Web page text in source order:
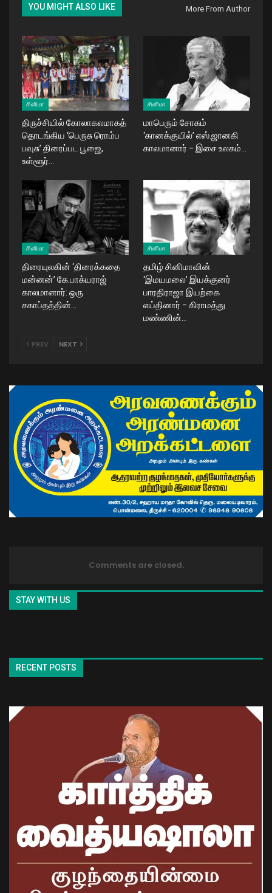
YOU MIGHT ALSO LIKE More From Author
சினிமா
திருச்சியில் கோலாகலமாகத்
தொடங்கிய ‘பெருசு ரொம்ப
பவுசு’ திரைப்பட பூஜை,
உள்ளூர்…
சினிமா
மாபெரும் சோகம்
‘கானக்குயில்’ எஸ்.ஜானகி
காலமானார் – இசை உலகம்…
சினிமா
திரையுலகின் ‘திரைக்கதை
மன்னன்’ கே.பாக்யராஜ்
காலமானார்: ஒரு
சகாப்தத்தின்…
சினிமா
தமிழ் சினிமாவின்
‘இமயமலை’ இயக்குனர்
பாரதிராஜா இயற்கை
எய்தினார் – கிராமத்து
மண்ணின்…
PREV NEXT
Comments are closed.
STAY WITH US
RECENT POSTS